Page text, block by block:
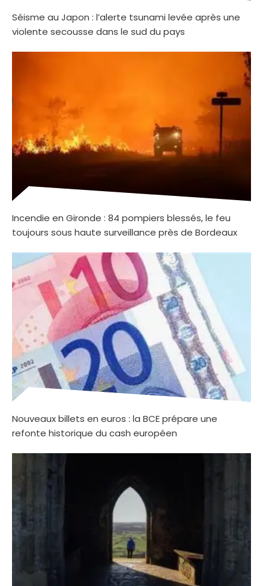
Séisme au Japon : l’alerte tsunami levée après une
violente secousse dans le sud du pays
Incendie en Gironde : 84 pompiers blessés, le feu
toujours sous haute surveillance près de Bordeaux
Nouveaux billets en euros : la BCE prépare une
refonte historique du cash européen